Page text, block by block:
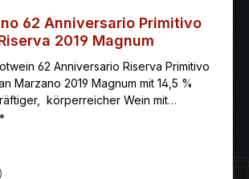
62 Anniversario Primitivo
2019 Magnum
62 Anniversario Riserva Primitivo
Marzano 2019 Magnum mit 14,5 %
körperreicher Wein mit
und unendlichem Nachhall. Perfekt
scharf-pikanten Schmorgerichten
und Rindersteak,
*